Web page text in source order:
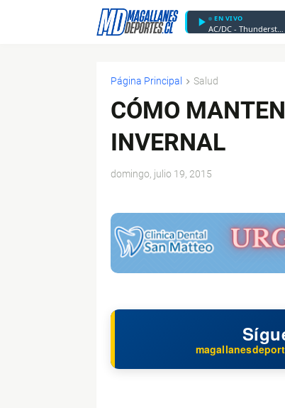
EN VIVO
AC/DC - Thunderstruck
Página Principal Salud
CÓMO
INVERNAL
domingo, julio 19, 2015